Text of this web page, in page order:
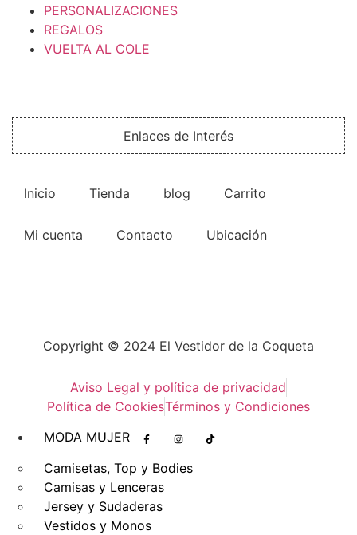
PERSONALIZACIONES
REGALOS
VUELTA AL COLE
Enlaces de Interés
Inicio Tienda blog Carrito
Mi cuenta Contacto Ubicación
Copyright © 2024 El Vestidor de la Coqueta
Aviso Legal y política de privacidad
Política de CookiesTérminos y Condiciones
MODA MUJER
Camisetas, Top y Bodies
Camisas y Lenceras
Jersey y Sudaderas
Vestidos y Monos